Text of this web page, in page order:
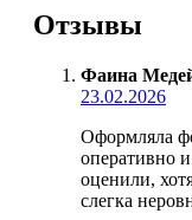
Отзывы
Фаина
23.02.2026
Оформляла
оперативно
оценили,
слегка